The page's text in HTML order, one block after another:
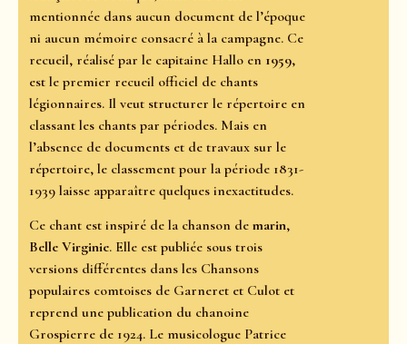
mentionnée dans aucun document de l’époque
ni aucun mémoire consacré à la campagne. Ce
recueil, réalisé par le capitaine Hallo en 1959,
est le premier recueil officiel de chants
légionnaires. Il veut structurer le répertoire en
classant les chants par périodes. Mais en
l’absence de documents et de travaux sur le
répertoire, le classement pour la période 1831-
1939 laisse apparaître quelques inexactitudes.
Ce chant est inspiré de la chanson de marin,
Belle Virginie. Elle est publiée sous trois
versions différentes dans les Chansons
populaires comtoises de Garneret et Culot et
reprend une publication du chanoine
Grospierre de 1924. Le musicologue Patrice